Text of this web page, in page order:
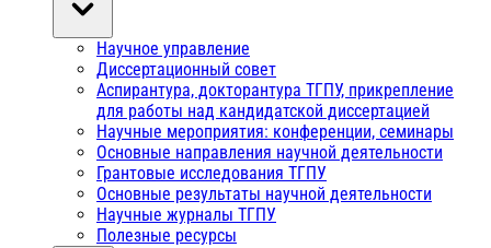
Научное управление
Диссертационный совет
Аспирантура, докторантура ТГПУ, прикрепление
для работы над кандидатской диссертацией
Научные мероприятия: конференции, семинары
Основные направления научной деятельности
Грантовые исследования ТГПУ
Основные результаты научной деятельности
Научные журналы ТГПУ
Полезные ресурсы